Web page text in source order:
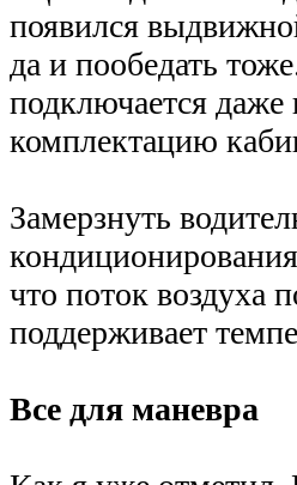
появился
да и пообедать
подключается
комплектацию
Замерзнуть
что поток воздуха
поддерживает
Все для маневра